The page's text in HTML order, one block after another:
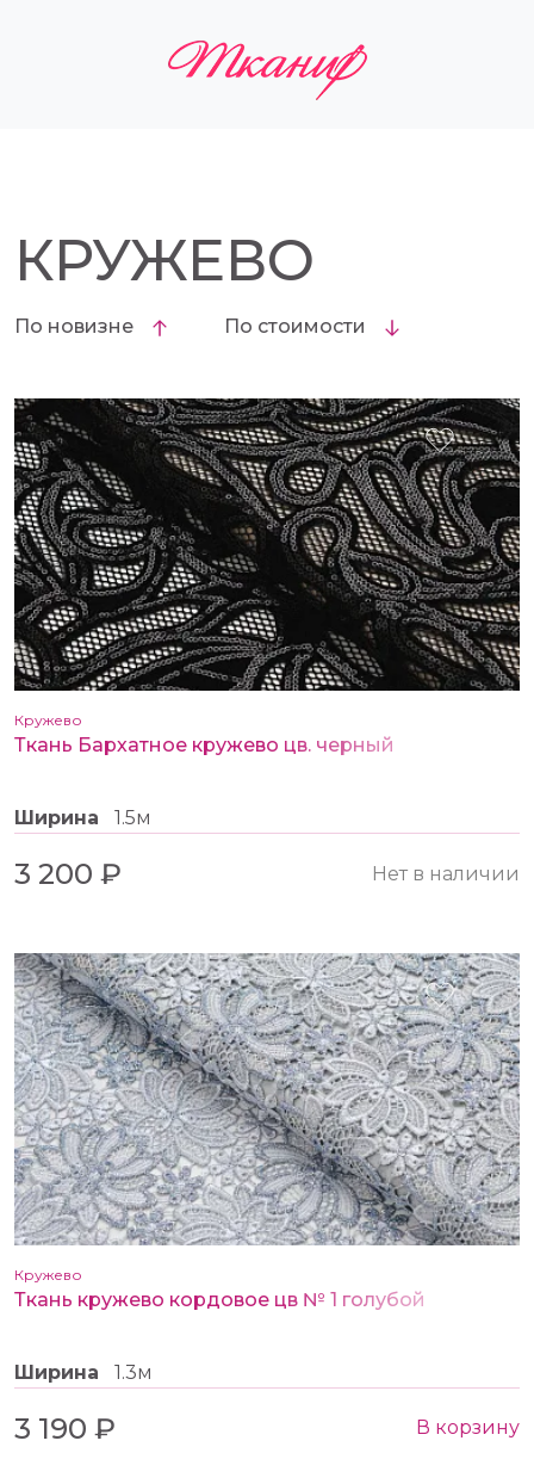
КРУЖЕВО
По новизне По стоимости
Кружево
Ткань Бархатное кружево цв. черный
Ширина 1.5м
3 200 ₽ Нет в наличии
Кружево
Ткань кружево кордовое цв № 1 голубой
Ширина 1.3м
3 190 ₽ В корзину